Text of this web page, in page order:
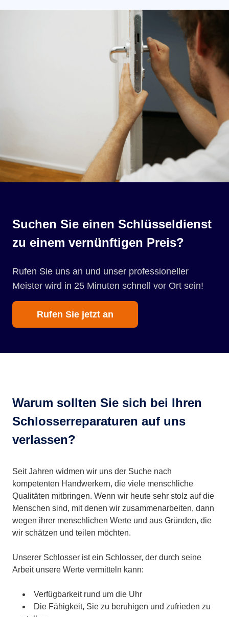
Suchen Sie einen Schlüsseldienst
zu einem vernünftigen Preis?
Rufen Sie uns an und unser professioneller
Meister wird in 25 Minuten schnell vor Ort sein!
Rufen Sie jetzt an
Warum sollten Sie sich bei Ihren
Schlosserreparaturen auf uns
verlassen?
Seit Jahren widmen wir uns der Suche nach
kompetenten Handwerkern, die viele menschliche
Qualitäten mitbringen. Wenn wir heute sehr stolz auf die
Menschen sind, mit denen wir zusammenarbeiten, dann
wegen ihrer menschlichen Werte und aus Gründen, die
wir schätzen und teilen möchten.
Unserer Schlosser ist ein Schlosser, der durch seine
Arbeit unsere Werte vermitteln kann:
Verfügbarkeit rund um die Uhr
Die Fähigkeit, Sie zu beruhigen und zufrieden zu